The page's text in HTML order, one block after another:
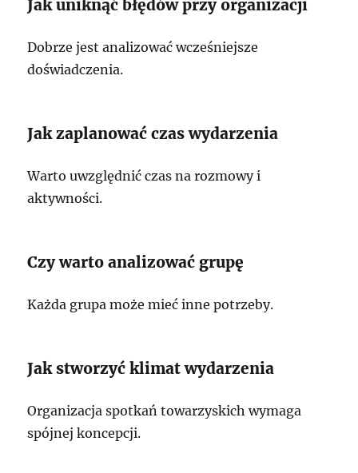
Jak uniknąć błędów przy organizacji
Dobrze jest analizować wcześniejsze
doświadczenia.
Jak zaplanować czas wydarzenia
Warto uwzględnić czas na rozmowy i
aktywności.
Czy warto analizować grupę
Każda grupa może mieć inne potrzeby.
Jak stworzyć klimat wydarzenia
Organizacja spotkań towarzyskich wymaga
spójnej koncepcji.